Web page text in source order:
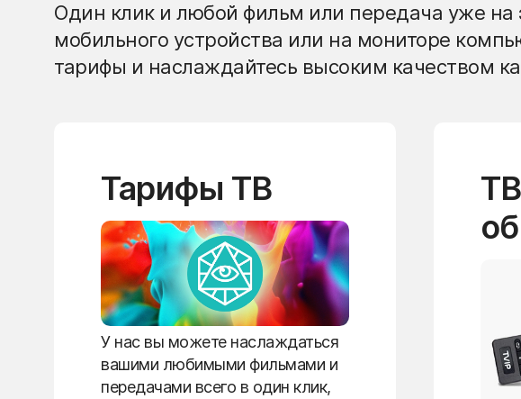
Один клик и любой фильм или передача уже на
мобильного устройства или на мониторе
тарифы и наслаждайтесь высоким качеством
Тарифы ТВ
У нас вы можете наслаждаться
вашими любимыми фильмами и
передачами всего в один клик,
ТВ